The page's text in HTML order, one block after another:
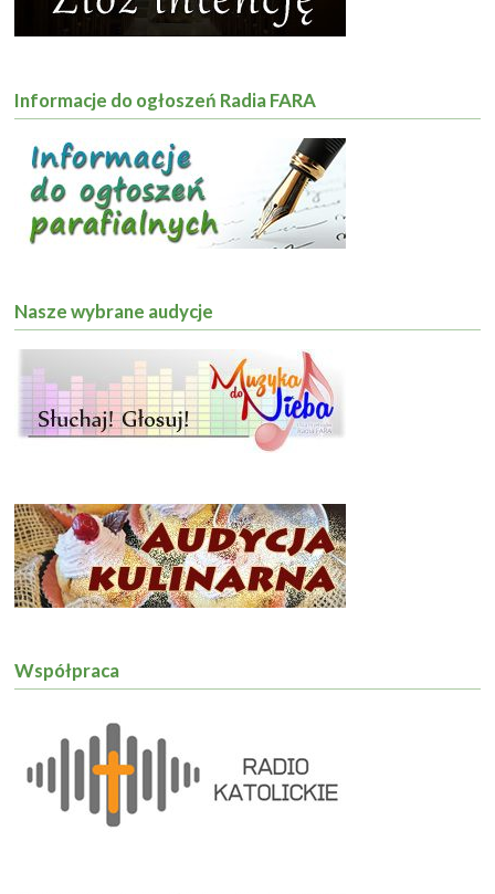
Informacje do ogłoszeń Radia FARA
Nasze wybrane audycje
Współpraca